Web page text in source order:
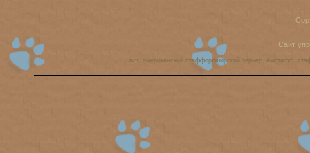
Сайт
аст, американский стаффордширский терьер, амстафф,